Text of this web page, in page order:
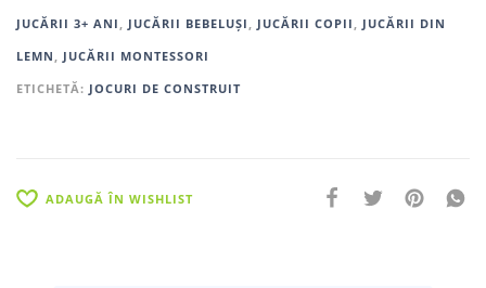
JUCĂRII 3+ ANI
JUCĂRII BEBELUȘI JUCĂRII COPII
JUCĂRII DIN
LEMN
JUCĂRII MONTESSORI
ETICHETĂ: JOCURI DE CONSTRUIT
ADAUGĂ ÎN WISHLIST